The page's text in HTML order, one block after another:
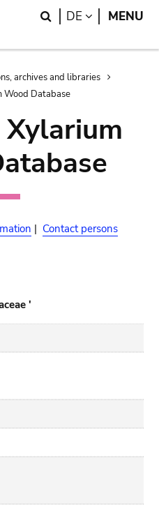
Search
DE LANGUAGE
MENU
archives and libraries
Wood Database
| Contact persons
'